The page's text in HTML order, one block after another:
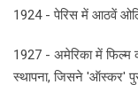
1924 - पेरिस में आठवें
1927 - अमेरिका में फिल्म
स्थापना, जिसने 'ऑस्कर'